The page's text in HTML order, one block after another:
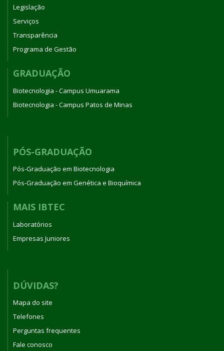
Legislação
Serviços
Transparência
Programa de Gestão
GRADUAÇÃO
Biotecnologia - Campus Umuarama
Biotecnologia - Campus Patos de Minas
PÓS-GRADUAÇÃO
Pós-Graduação em Biotecnologia
Pós-Graduação em Genética e Bioquímica
MAIS IBTEC
Laboratórios
Empresas Juniores
DÚVIDAS?
Mapa do site
Telefones
Perguntas frequentes
Fale conosco